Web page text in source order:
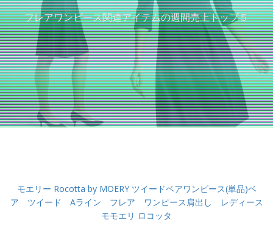
フレアワンピース関連アイテムの週間売上トップ５
モエリー Rocotta by MOERY ツイードベアワンピース(単品)ベ
ア ツイード Aライン フレア ワンピース肩出し レディース
モモエリ ロコッタ